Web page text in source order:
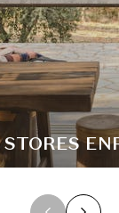
STORES